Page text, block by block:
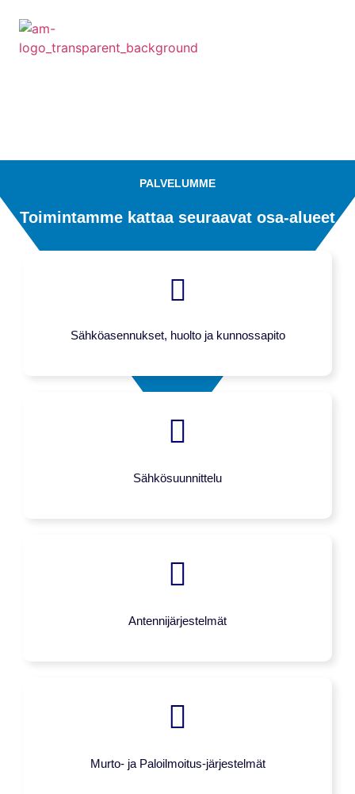
PALVELUMME
Toimintamme kattaa seuraavat osa-alueet
Sähköasennukset, huolto ja kunnossapito
Sähkösuunnittelu
Antennijärjestelmät
Murto- ja Paloilmoitus-järjestelmät